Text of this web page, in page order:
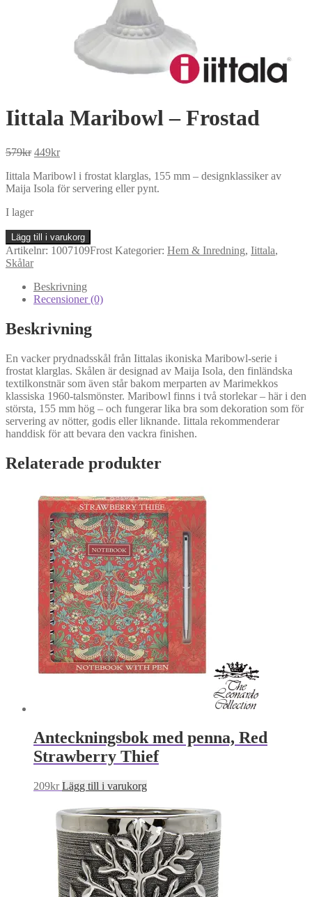
Iittala Maribowl – Frostad
579kr Det
priset
var:
449krDet
priset
är:
Iittala Maribowl i frostat klarglas, 155 mm – designklassiker av
Maija Isola för servering eller pynt.
I lager
Iittala
Maribowl
-
mängd
Lägg till i varukorg
Artikelnr: 1007109Frost Kategorier: Hem & Inredning, Iittala,
Skålar
Beskrivning
Recensioner (0)
Beskrivning
En vacker prydnadsskål från Iittalas ikoniska Maribowl-serie i
frostat klarglas. Skålen är designad av Maija Isola, den finländska
textilkonstnär som även står bakom merparten av Marimekkos
klassiska 1960-talsmönster. Maribowl finns i två storlekar – här i den
största, 155 mm hög – och fungerar lika bra som dekoration som för
servering av nötter, godis eller liknande. Iittala rekommenderar
handdisk för att bevara den vackra finishen.
Relaterade produkter
Anteckningsbok med penna, Red
Strawberry Thief
209kr Lägg till i varukorg